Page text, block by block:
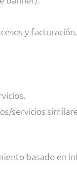
y facturación.
servicios
basado en